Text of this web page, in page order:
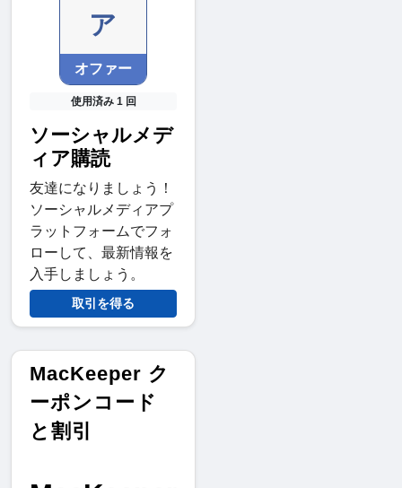
ア
オファー
使用済み 1 回
ソーシャルメデ
ィア購読
友達になりましょう！
ソーシャルメディアプ
ラットフォームでフォ
ローして、最新情報を
入手しましょう。
取引を得る
MacKeeper ク
ーポンコード
と割引